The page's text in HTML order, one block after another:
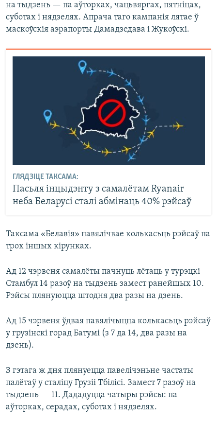
на тыдзень — па аўторках, чацьвяргах, пятніцах,
суботах і нядзелях. Апрача таго кампанія лятае ў
маскоўскія аэрапорты Дамадзедава і Жукоўскі.
ГЛЯДЗІЦЕ ТАКСАМА:
Пасьля інцыдэнту з самалётам Ryanair
неба Беларусі сталі абмінаць 40% рэйсаў
Таксама «Белавія» павялічвае колькасьць рэйсаў па
трох іншых кірунках.
Ад 12 чэрвеня самалёты пачнуць лётаць у турэцкі
Стамбул 14 разоў на тыдзень замест ранейшых 10.
Рэйсы плянуюцца штодня два разы на дзень.
Ад 15 чэрвеня ўдвая павялічыцца колькасьць рэйсаў
у грузінскі горад Батумі (з 7 да 14, два разы на
дзень).
З гэтага ж дня плянуецца павелічэньне частаты
палётаў у сталіцу Грузіі Тбілісі. Замест 7 разоў на
тыдзень — 11. Дададуцца чатыры рэйсы: па
аўторках, серадах, суботах і нядзелях.